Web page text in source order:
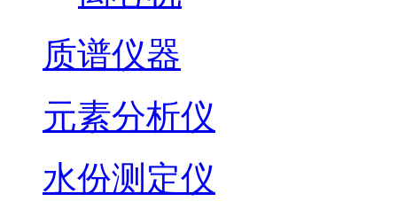
质谱仪器
元素分析仪
水份测定仪